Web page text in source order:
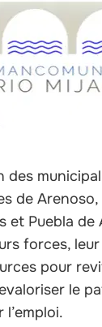
des
de
et Puebla de
forces,
pour
le